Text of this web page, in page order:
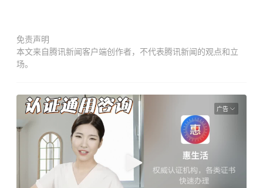
免责声明
本文来自腾讯新闻客户端创作者，不代表腾讯新闻的观点和立
场。
广告